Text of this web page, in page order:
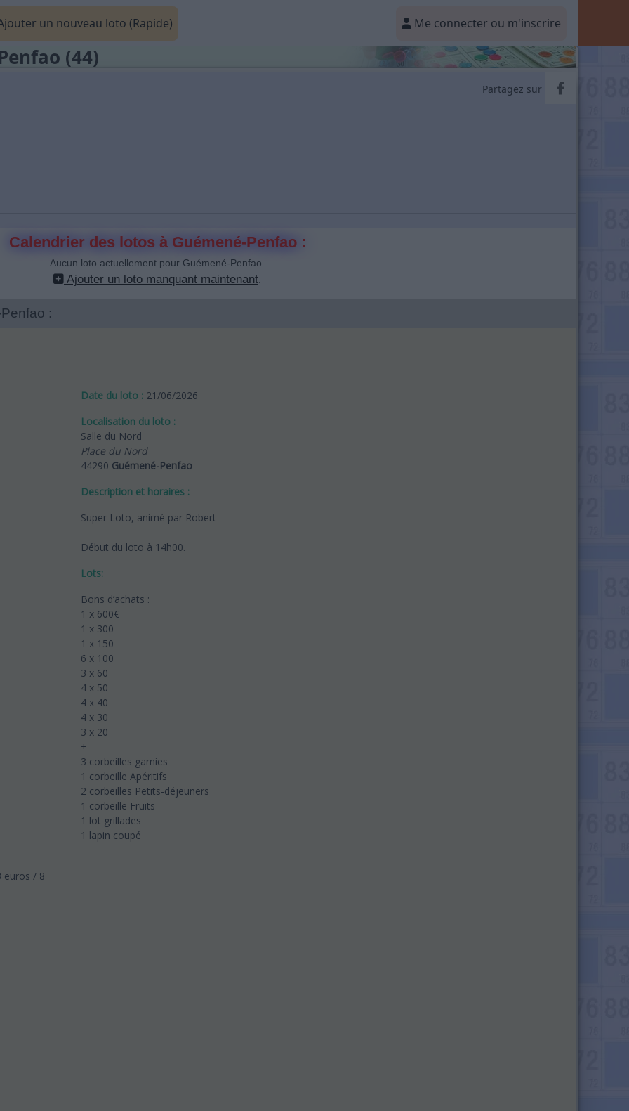
un nouveau loto (Rapide) Me connecter ou m'inscrire
(44)
Partagez sur Partager
Calendrier des lotos à Guémené-Penfao :
Aucun loto actuellement pour Guémené-Penfao.
Ajouter un loto manquant maintenant
:
Date du loto : 21/06/2026
Localisation du loto :
Salle du Nord
Place du Nord
44290 Guémené-Penfao
Description et horaires :
Super Loto, animé par Robert
Début du loto à 14h00.
Lots:
Bons d’achats :
1 x 600€
1 x 300
1 x 150
6 x 100
3 x 60
4 x 50
4 x 40
4 x 30
3 x 20
+
3 corbeilles garnies
1 corbeille Apéritifs
2 corbeilles Petits-déjeuners
1 corbeille Fruits
1 lot grillades
1 lapin coupé
euros / 8